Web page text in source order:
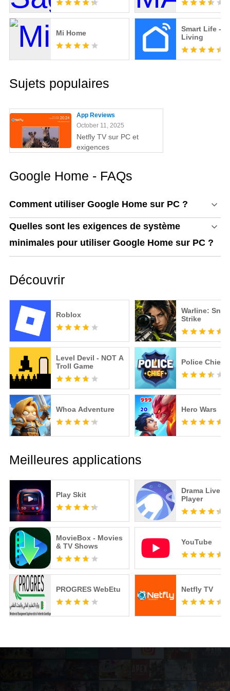
Mi Home
Smart Life -
Living
Sujets populaires
App Reviews
October 11, 2025
Netfly TV sur PC et
exigences
Google Home - FAQs
Comment utiliser Google Home sur PC ?
Quelles sont les exigences de système
minimales pour utiliser Google Home sur PC ?
Découvrir
Roblox
Warline:
Strike
Level Devil - NOT A
Troll Game
Police Chief
Whoa Adventure Hero Wars
Meilleures applications
Play Skit
MovieBox - Movies
& TV Shows
PROGRES WebEtu
Drama Live |
Player
YouTube
Netfly TV